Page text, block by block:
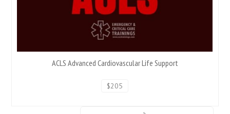
ACLS Advanced Cardiovascular Life Support
$205